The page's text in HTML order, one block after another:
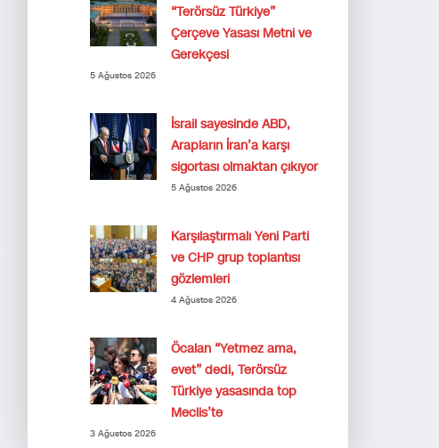
“Terörsüz Türkiye”
Çerçeve Yasası Metni ve
Gerekçesi
5 Ağustos 2026
İsrail sayesinde ABD,
Arapların İran’a karşı
sigortası olmaktan çıkıyor
5 Ağustos 2026
Karşılaştırmalı Yeni Parti
ve CHP grup toplantısı
gözlemleri
4 Ağustos 2026
Öcalan “Yetmez ama,
evet” dedi, Terörsüz
Türkiye yasasında top
Meclis’te
3 Ağustos 2026